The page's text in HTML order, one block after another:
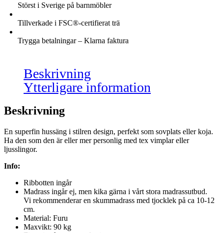
Störst i Sverige på barnmöbler
Tillverkade i FSC®-certifierat trä
Trygga betalningar – Klarna faktura
Beskrivning
Ytterligare information
Beskrivning
En superfin hussäng i stilren design, perfekt som sovplats eller koja.
Ha den som den är eller mer personlig med tex vimplar eller
ljusslingor.
Info:
Ribbotten ingår
Madrass ingår ej, men kika gärna i vårt stora madrassutbud.
Vi rekommenderar en skummadrass med tjocklek på ca 10-12
cm.
Material: Furu
Maxvikt: 90 kg